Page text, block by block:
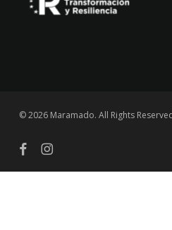
© 2026 Maramado. All Rights
facebookinstagram